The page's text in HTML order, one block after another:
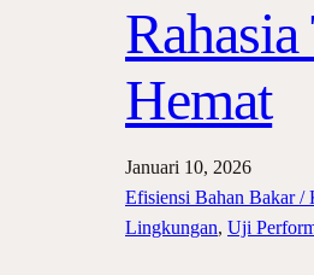
Hemat
Januari 10, 2026
Efisiensi Bahan Bakar
Lingkungan, Uji